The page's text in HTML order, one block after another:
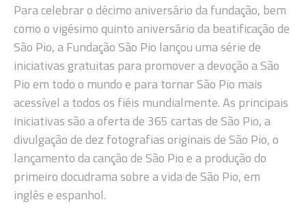
Para celebrar o décimo aniversário da fundação, bem
como o vigésimo quinto aniversário da beatificação de
São Pio, a Fundação São Pio lançou uma série de
iniciativas gratuitas para promover a devoção a São
Pio em todo o mundo e para tornar São Pio mais
acessível a todos os fiéis mundialmente. As principais
iniciativas são a oferta de 365 cartas de São Pio, a
divulgação de dez fotografias originais de São Pio, o
lançamento da canção de São Pio e a produção do
primeiro docudrama sobre a vida de São Pio, em
inglês e espanhol.